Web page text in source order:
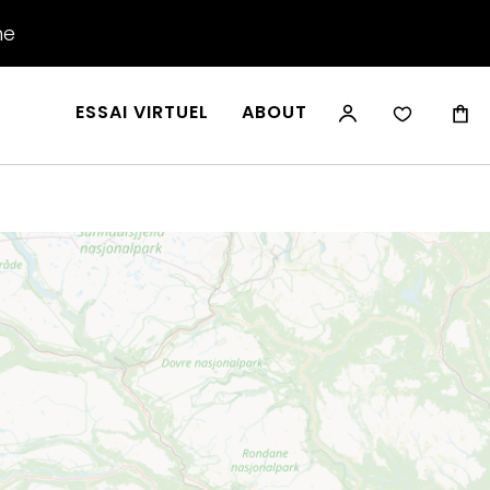
ESSAI VIRTUEL ABOUT